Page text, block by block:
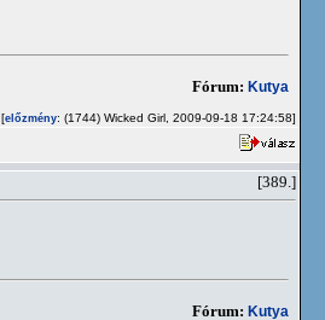
Fórum: Kutya
[előzmény: (1744) Wicked Girl, 2009-09-18 17:24:58]
[389.]
Fórum: Kutya